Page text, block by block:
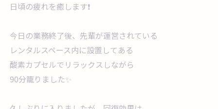
日頃の疲れを癒します❗
今日の業務終了後、先輩が運営されている
レンタルスペース内に設置してある
酸素カプセルでリラックスしながら
90分籠りました✨